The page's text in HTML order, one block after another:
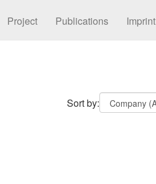
Project Publications Imprint
Sort by: